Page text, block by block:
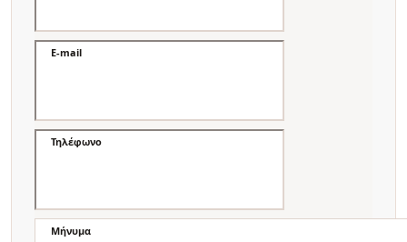
E-mail
Τηλέφωνο
Μήνυμα